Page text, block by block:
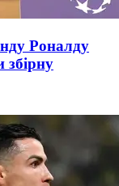
Роналду
збірну